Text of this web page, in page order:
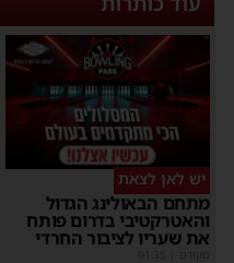
יש לאן לצאת
מתחם הבאולינג הגדול
והאטרקטיבי בדרום פותח
את שעריו לציבור החרדי
מקודם